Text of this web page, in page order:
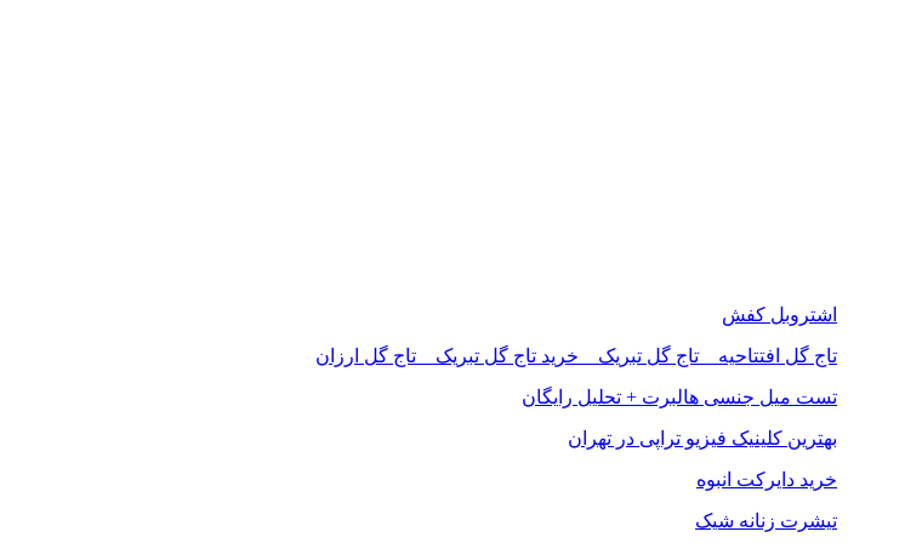
اشتروبل کفش
تاج گل افتتاحیه _ تاج گل تبریک _ خرید تاج گل تبریک _ تاج گل ارزان
تست میل جنسی هالبرت + تحلیل رایگان
بهترین کلینیک فیزیو تراپی در تهران
خرید دایرکت انبوه
تیشرت زنانه شیک